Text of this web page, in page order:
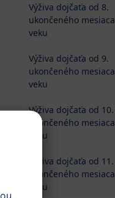
Výživa dojčaťa od 8.
ukončeného mesiaca
veku
Výživa dojčaťa od 9.
ukončeného mesiaca
veku
Výživa dojčaťa od 10.
ukončeného mesiaca
veku
Výživa dojčaťa od 11.
ukončeného mesiaca
veku